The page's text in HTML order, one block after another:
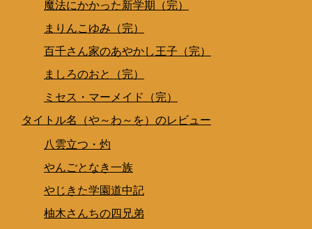
魔法にかかった新学期（完）
まりんこゆみ（完）
百千さん家のあやかし王子（完）
ましろのおと（完）
ミセス・マーメイド（完）
タイトル名（や～わ～を）のレビュー
八雲立つ・灼
やんごとなき一族
やじきた学園道中記
柚木さんちの四兄弟